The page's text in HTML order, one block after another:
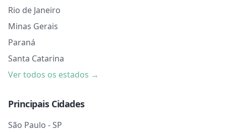
Rio de Janeiro
Minas Gerais
Paraná
Santa Catarina
Ver todos os estados →
Principais Cidades
São Paulo - SP